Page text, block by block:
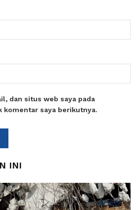
dan situs web saya pada
komentar saya berikutnya.
INI